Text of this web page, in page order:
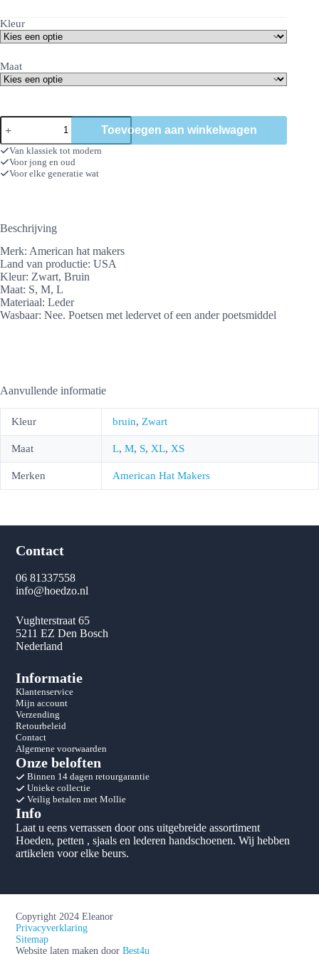
Kleur
Maat
tophat
Marlow
aantal
Toevoegen aan winkelwagen
Van klassiek tot modern
Voor jong en oud
Voor elke generatie wat
Beschrijving
Merk: American hat makers
Land van productie: USA
Kleur: Zwart, Bruin
Maat: S, M, L
Materiaal: Leder
Wasbaar: Nee. Poetsen met ledervet of een ander poetsmiddel
Aanvullende informatie
Kleur bruin, Zwart
Maat L, M, S, XL, XS
Merken American Hat Makers
Contact
06 81337558
info@hoedzo.nl
Vughterstraat 65
5211 EZ Den Bosch
Nederland
Informatie
Klantenservice
Mijn account
Verzending
Retourbeleid
Contact
Algemene voorwaarden
Onze beloften
Binnen 14 dagen retourgarantie
Unieke collectie
Veilig betalen met Mollie
Info
Laat u eens verrassen door ons uitgebreide assortiment
Hoeden, petten , sjaals en lederen handschoenen. Wij hebben
artikelen voor elke beurs.
Copyright 2024 Eleanor
Privacyverklaring
Sitemap
Website laten maken doorBest4u